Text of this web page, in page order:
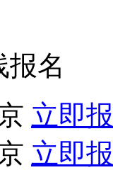
报名
立即
立即